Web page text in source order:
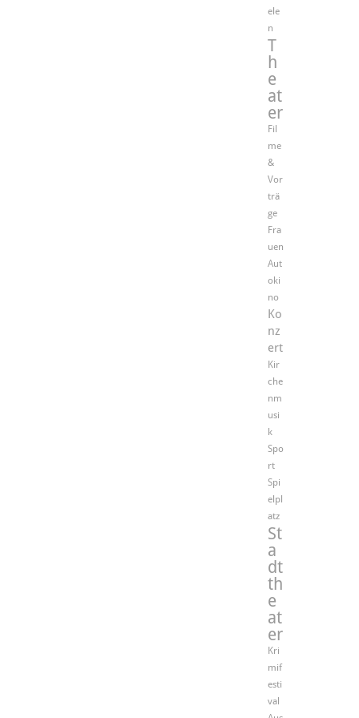
ele
n
T
h
e
at
er
Fil
me
&
Vor
trä
ge
Fra
uen
Aut
oki
no
Ko
nz
ert
Kir
che
nm
usi
k
Spo
rt
Spi
elpl
atz
St
a
dt
th
e
at
er
Kri
mif
esti
val